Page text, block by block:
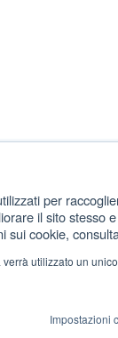
per
il sito stesso
sui cookie,
utilizzato un
Impostazioni